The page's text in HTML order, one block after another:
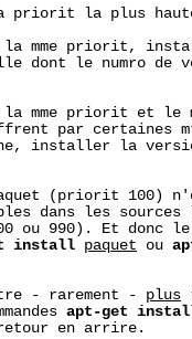
priorit la plus
mme priorit,
dont le numro de
mme priorit et le
par certaines
installer la
(priorit 100)
dans les sources
ou 990). Et donc le
install paquet ou
- rarement -
plus
apt-get
retour en arrire.